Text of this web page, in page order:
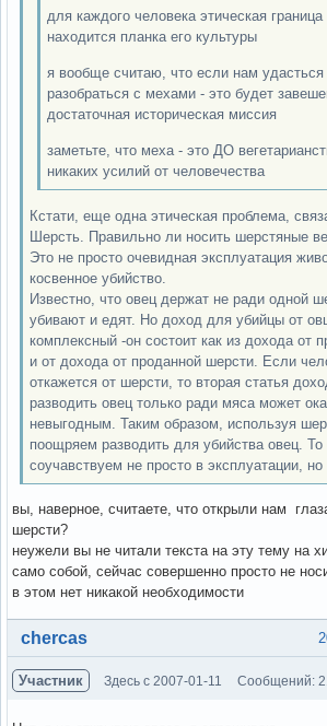
для каждого человека этическая
находится планка его культуры
я вообще считаю, что если нам удасться
разобраться с мехами - это будет
достаточная историческая миссия
заметьте, что меха - это ДО
никаких усилий от человечества
Кстати, еще одна этическая проблема,
Шерсть. Правильно ли носить шерстяные
Это не просто очевидная эксплуатация
косвенное убийство.
Известно, что овец держат не ради одной
убивают и едят. Но доход для убийцы от
комплексный -он состоит как из дохода от
и от дохода от проданной шерсти. Если
откажется от шерсти, то вторая статья
разводить овец только ради мяса может
невыгодным. Таким образом, используя
поощряем разводить для убийства овец. То
соучавствуем не просто в эксплуатации, но
вы, наверное, считаете, что открыли нам
шерсти?
неужели вы не читали текста на эту тему на
само собой, сейчас совершенно просто не
в этом нет никакой необходимости
Вне форума
chercas
Участник Здесь с 2007-01-11 Сообщений: